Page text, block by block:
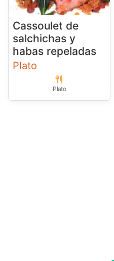
Cassoulet de
salchichas y
habas repeladas
Plato
Plato